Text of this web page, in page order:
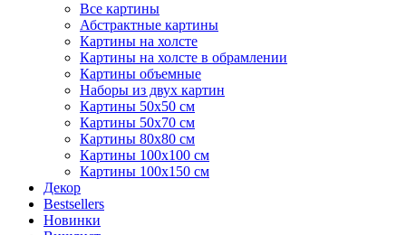
Все картины
Абстрактные картины
Картины на холсте
Картины на холсте в обрамлении
Картины объемные
Наборы из двух картин
Картины 50х50 см
Картины 50х70 см
Картины 80х80 см
Картины 100х100 см
Картины 100х150 см
Декор
Bestsellers
Новинки